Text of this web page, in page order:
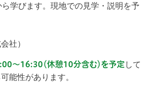
学びます。現地での見学・説明を予
社）
〜16:30（休憩10分含む）を予定 して
能性があります。